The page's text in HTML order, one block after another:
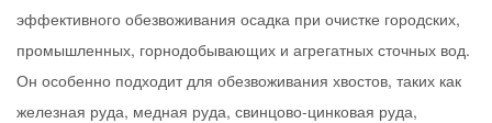
эффективного обезвоживания осадка при очистке городских,
промышленных, горнодобывающих и агрегатных сточных вод.
Он особенно подходит для обезвоживания хвостов, таких как
железная руда, медная руда, свинцово-цинковая руда,